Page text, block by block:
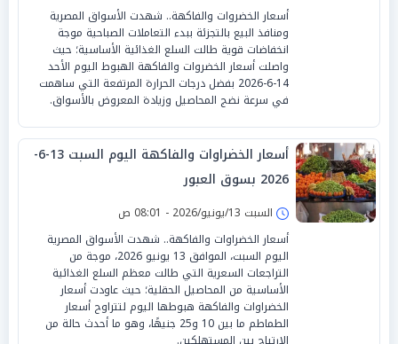
أسعار الخضروات والفاكهة.. شهدت الأسواق المصرية
ومنافذ البيع بالتجزئة ببدء التعاملات الصباحية موجة
انخفاضات قوية طالت السلع الغذائية الأساسية؛ حيث
واصلت أسعار الخضروات والفاكهة الهبوط اليوم الأحد
14-6-2026 بفضل درجات الحرارة المرتفعة التي ساهمت
في سرعة نضج المحاصيل وزيادة المعروض بالأسواق.
أسعار الخضراوات والفاكهة اليوم السبت 13-6-
2026 بسوق العبور
السبت 13/يونيو/2026 - 08:01 ص
أسعار الخضراوات والفاكهة.. شهدت الأسواق المصرية
اليوم السبت، الموافق 13 يونيو 2026، موجة من
التراجعات السعرية التي طالت معظم السلع الغذائية
الأساسية من المحاصيل الحقلية؛ حيث عاودت أسعار
الخضراوات والفاكهة هبوطها اليوم لتتراوح أسعار
الطماطم ما بين 10 و25 جنيهًا، وهو ما أحدث حالة من